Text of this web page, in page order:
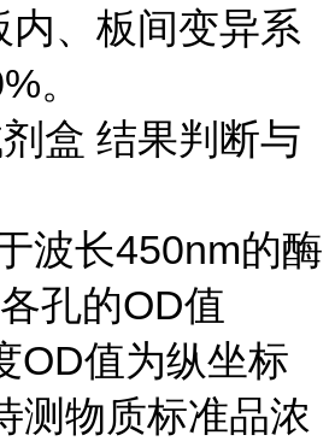
内、板间变异系
。
盒 结果判断与
波长450nm的酶
孔的OD值
OD值为纵坐标
测物质标准品浓